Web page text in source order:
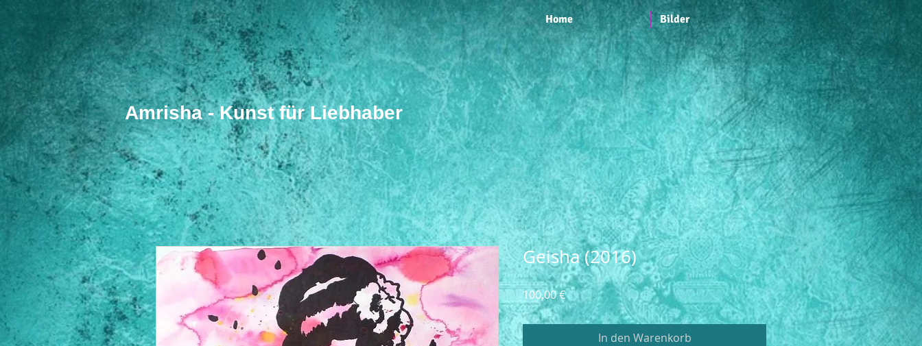
Home Bilder
​Amrisha - Kunst für Liebhaber
Geisha (2016)
100,00 €Preis
In den Warenkorb